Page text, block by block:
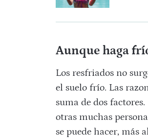
Aunque haga
Los resfriados no
el suelo frío. Las
suma de dos
otras muchas
se puede hacer, más